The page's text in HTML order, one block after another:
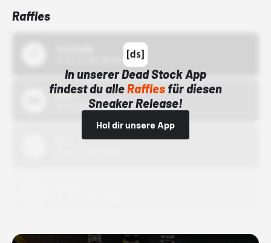
Raffles
In unserer Dead Stock App
findest du alleRafflesfür diesen
Sneaker Release!
Hol dir unsere App
Bstn
01.10.22 00:00 Uhr